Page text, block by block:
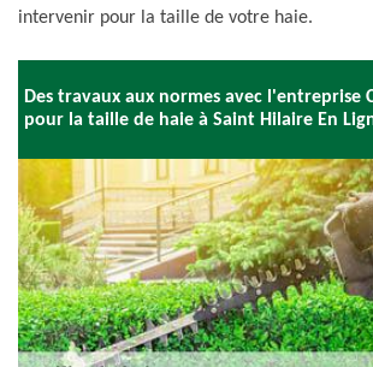
intervenir pour la taille de votre haie.
Des travaux aux normes avec l'entreprise
pour la taille de haie à Saint Hilaire En